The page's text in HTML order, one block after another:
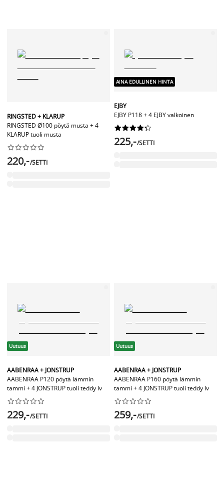
RINGSTED + KLARUP
RINGSTED Ø100 pöytä musta + 4
KLARUP tuoli musta






220,-/SETTI
AINA EDULLINEN HINTA
EJBY
EJBY P118 + 4 EJBY valkoinen






225,-/SETTI
Uutuus
AABENRAA + JONSTRUP
AABENRAA P120 pöytä lämmin
tammi + 4 JONSTRUP tuoli teddy lv






229,-/SETTI
Uutuus
AABENRAA + JONSTRUP
AABENRAA P160 pöytä lämmin
tammi + 4 JONSTRUP tuoli teddy lv






259,-/SETTI